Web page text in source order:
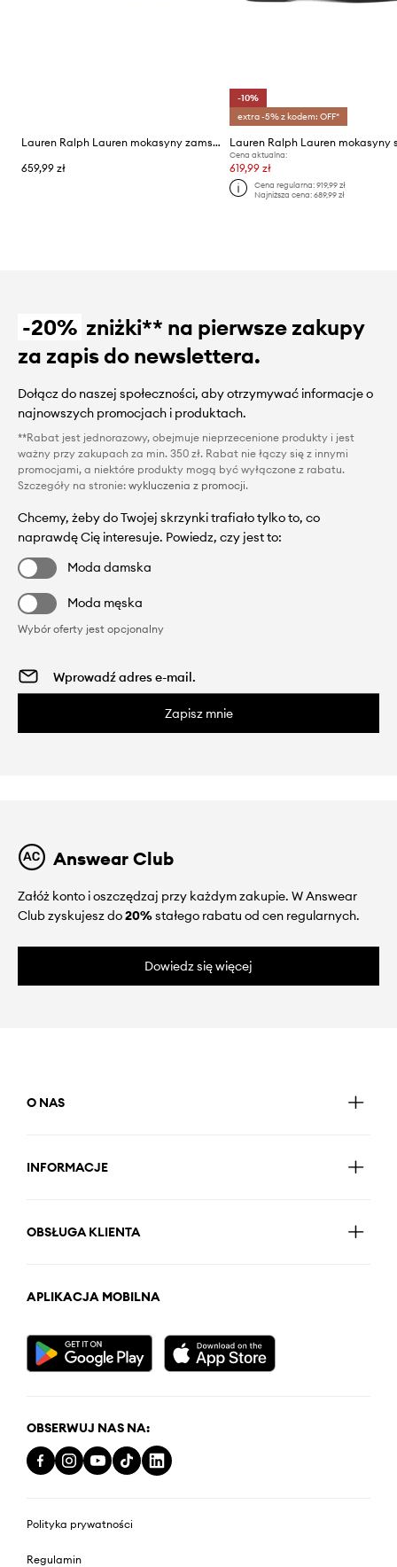
Lauren Ralph Lauren mokasyny zamszowe Averi III
659,99 zł
-10%
extra -5% z kodem: OFF*
Cena aktualna:
619,99 zł
Cena regularna: 919,99 zł
Najniższa cena: 689,99 zł
-20% zniżki** na pierwsze zakupy
za zapis do newslettera.
Dołącz do naszej społeczności, aby otrzymywać informacje o
najnowszych promocjach i produktach.
**Rabat jest jednorazowy, obejmuje nieprzecenione produkty i jest
ważny przy zakupach za min. 350 zł. Rabat nie łączy się z innymi
promocjami, a niektóre produkty mogą być wyłączone z rabatu.
Szczegóły na stronie: wykluczenia z promocji.
Chcemy, żeby do Twojej skrzynki trafiało tylko to, co
naprawdę Cię interesuje. Powiedz, czy jest to:
Moda damska
Moda męska
Wybór oferty jest opcjonalny
Zapisz mnie
Answear Club
Załóż konto i oszczędzaj przy każdym zakupie. W Answear
Club zyskujesz do20%stałego rabatu od cen regularnych.
Dowiedz się więcej
O NAS
INFORMACJE
OBSŁUGA KLIENTA
APLIKACJA MOBILNA
OBSERWUJ NAS NA:
Polityka prywatności
Regulamin